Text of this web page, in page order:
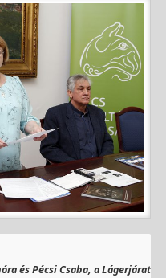
és Pécsi Csaba, a Lágerjárat